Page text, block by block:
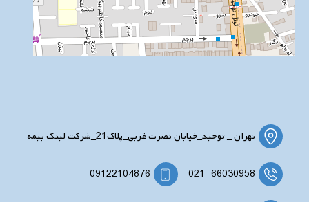
تهران _ توحید_خیابان نصرت غربی_پلاک21_شرکت لینک بیمه
021-66030958
09122104876